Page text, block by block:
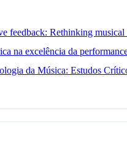
feedback: Rethinking
na excelência da
da Música: Estudos